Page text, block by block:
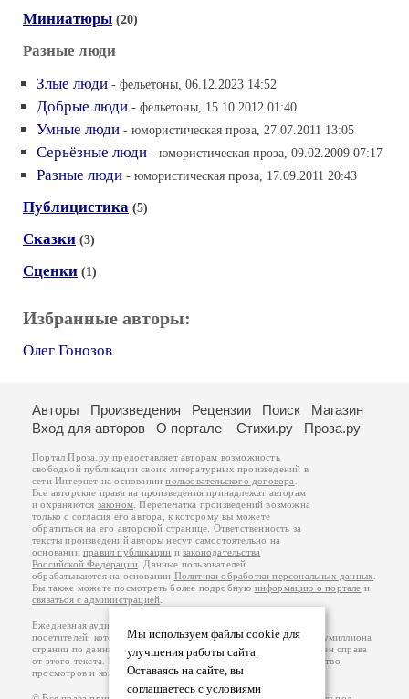
Миниатюры (20)
Разные люди
Злые люди - фельетоны, 06.12.2023 14:52
Добрые люди - фельетоны, 15.10.2012 01:40
Умные люди - юмористическая проза, 27.07.2011 13:05
Серьёзные люди - юмористическая проза, 09.02.2009 07:17
Разные люди - юмористическая проза, 17.09.2011 20:43
Публицистика (5)
Сказки (3)
Сценки (1)
Избранные авторы:
Олег Гонозов
Мы используем файлы cookie для
улучшения работы сайта.
Оставаясь на сайте, вы
соглашаетесь с условиями
Авторы Произведения Рецензии Поиск
Магазин
Вход для авторов
О портале Стихи.ру Проза.ру
Портал Проза.ру предоставляет авторам возможность
свободной публикации своих литературных произведений в
сети Интернет на основаниипользовательского договора
Все авторские права на произведения принадлежат авторам
и охраняются законом . Перепечатка произведений возможна
только с согласия его автора, к которому вы можете
обратиться на его авторской странице. Ответственность за
тексты произведений авторы несут самостоятельно на
основанииправил публикации изаконодательства
Российской Федерации . Данные пользователей
обрабатываются на основании Политики обработки персональных данных
Вы также можете посмотреть более подробную информацию о портале и
связаться с администрацией
Ежедневная аудитория портала Проза.ру – порядка 100 тысяч
посетителей, которые в общей сумме просматривают более полумиллиона
страниц по данным счетчика посещаемости, который расположен справа
от этого текста. В каждой графе указано по две цифры: количество
просмотров и количество посетителей.